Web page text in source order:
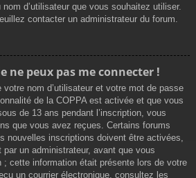
d’utilisateur que vous souhaitez utiliser.
contacter un administrateur du forum.
ne peux pas me connecter !
nom d’utilisateur et votre mot de passe
de la COPPA est activée et que vous
de 13 ans pendant l’inscription, vous
que vous avez reçues. Certains forums
nouvelles inscriptions doivent être activées,
un administrateur, avant que vous
; cette information était présente lors de votre
un courrier électronique, consultez les